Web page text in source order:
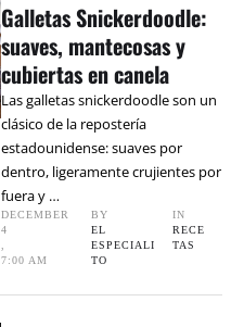
Galletas Snickerdoodle:
suaves, mantecosas y
cubiertas en canela
Las galletas snickerdoodle son un
clásico de la repostería
estadounidense: suaves por
dentro, ligeramente crujientes por
fuera y …
DECEMBER
4
,
7:00 AM
BY
EL
ESPECIALI
TO
IN
RECE
TAS